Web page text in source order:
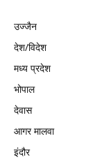
उज्जैन
देश/विदेश
मध्य प्रदेश
भोपाल
देवास
आगर मालवा
इंदौर